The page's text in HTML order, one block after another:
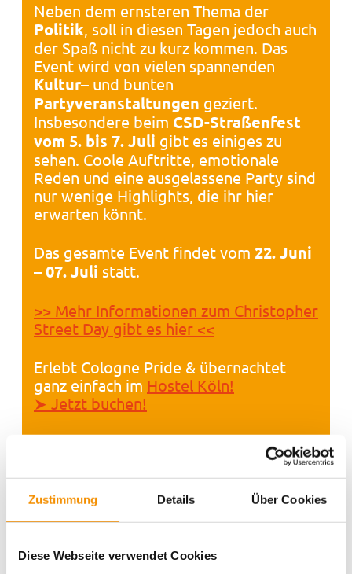
Zustimmung Details Über Cookies
Diese Webseite verwendet Cookies
Neben dem ernsteren Thema der
Politik, soll in diesen Tagen jedoch auch
der Spaß nicht zu kurz kommen. Das
Event wird von vielen spannenden
Kultur– und bunten
Partyveranstaltungen geziert.
Insbesondere beim CSD-Straßenfest
vom 5. bis 7. Juli gibt es einiges zu
sehen. Coole Auftritte, emotionale
Reden und eine ausgelassene Party sind
nur wenige Highlights, die ihr hier
erwarten könnt.
Das gesamte Event findet vom 22. Juni
– 07. Juli statt.
>> Mehr Informationen zum Christopher
Street Day gibt es hier <<
Erlebt Cologne Pride & übernachtet
ganz einfach im Hostel Köln!
➤ Jetzt buchen!
Mehr zu diesem Event & allen Aktionen
hier ➤
Cologne